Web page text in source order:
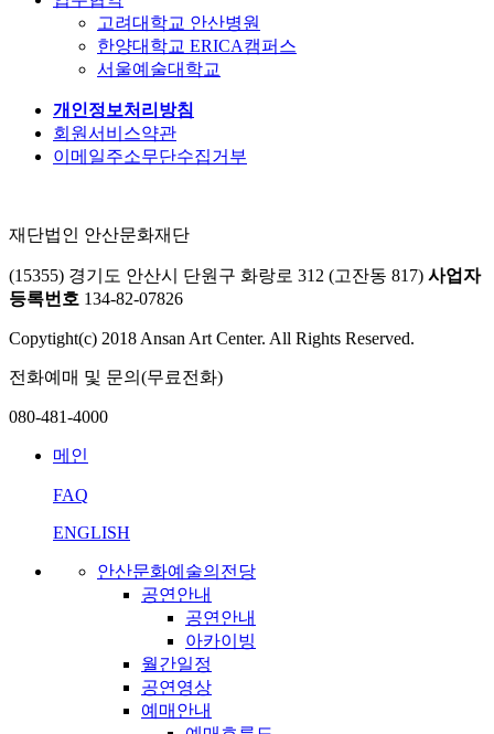
고려대학교 안산병원
한양대학교 ERICA캠퍼스
서울예술대학교
개인정보처리방침
회원서비스약관
이메일주소무단수집거부
재단법인 안산문화재단
(15355) 경기도 안산시 단원구 화랑로 312 (고잔동 817) 사업자
등록번호 134-82-07826
Copytight(c) 2018 Ansan Art Center. All Rights Reserved.
전화예매 및 문의(무료전화)
080-481-4000
메인
FAQ
ENGLISH
안산문화예술의전당
공연안내
공연안내
아카이빙
월간일정
공연영상
예매안내